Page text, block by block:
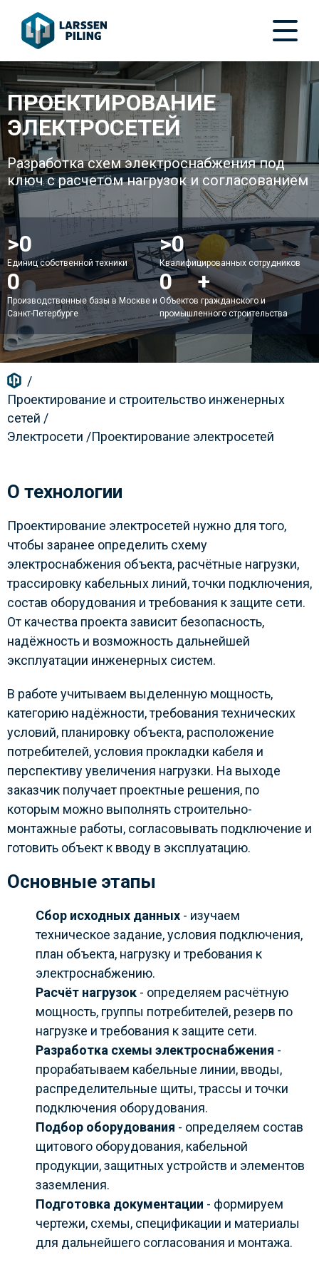
ПРОЕКТИРОВАНИЕ
ЭЛЕКТРОСЕТЕЙ
Разработка схем электроснабжения под
ключ с расчетом нагрузок и согласованием
>50
Единиц собственной техники
>150
Квалифицированных сотрудников
2
Производственные базы в Москве и
Санкт-Петербурге
200+
Объектов гражданского и
промышленного строительства
/
Проектирование и строительство инженерных
сетей /
Электросети /Проектирование электросетей
О технологии
Проектирование электросетей нужно для того,
чтобы заранее определить схему
электроснабжения объекта, расчётные нагрузки,
трассировку кабельных линий, точки подключения,
состав оборудования и требования к защите сети.
От качества проекта зависит безопасность,
надёжность и возможность дальнейшей
эксплуатации инженерных систем.
В работе учитываем выделенную мощность,
категорию надёжности, требования технических
условий, планировку объекта, расположение
потребителей, условия прокладки кабеля и
перспективу увеличения нагрузки. На выходе
заказчик получает проектные решения, по
которым можно выполнять строительно-
монтажные работы, согласовывать подключение и
готовить объект к вводу в эксплуатацию.
Основные этапы
Сбор исходных данных - изучаем
техническое задание, условия подключения,
план объекта, нагрузку и требования к
электроснабжению.
Расчёт нагрузок - определяем расчётную
мощность, группы потребителей, резерв по
нагрузке и требования к защите сети.
Разработка схемы электроснабжения -
прорабатываем кабельные линии, вводы,
распределительные щиты, трассы и точки
подключения оборудования.
Подбор оборудования - определяем состав
щитового оборудования, кабельной
продукции, защитных устройств и элементов
заземления.
Подготовка документации - формируем
чертежи, схемы, спецификации и материалы
для дальнейшего согласования и монтажа.